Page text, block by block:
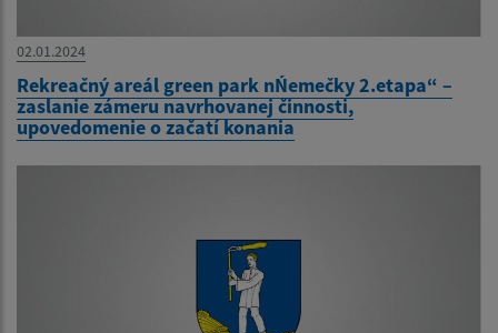
02.01.2024
Rekreačný areál green park nŃemečky 2.etapa“ –
zaslanie zámeru navrhovanej činnosti,
upovedomenie o začatí konania